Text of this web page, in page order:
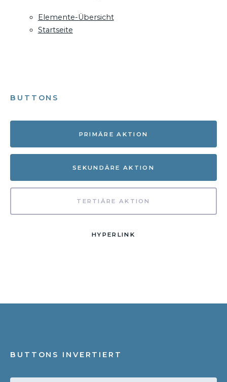
Elemente-Übersicht
Startseite
BUTTONS
PRIMÄRE AKTION
SEKUNDÄRE AKTION
TERTIÄRE AKTION
HYPERLINK
BUTTONS INVERTIERT